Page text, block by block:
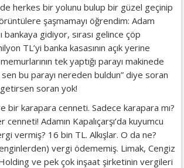
herkes bir yolunu bulup bir güzel geçinip
şaşmamayı öğrendim: Adam
gidiyor, sırası gelince çöp
TL’yi banka kasasının açık yerine
tek yaptığı parayı makinede
sen bu parayı nereden buldun” diye soran
soran yok!
bir karapara cenneti. Sadece karapara mı?
Adamın Kapalıçarşı’da kuyumcu
vermiş? 16 bin TL. Alkışlar. O da ne?
vergi ödememiş. Limak, Cengiz
ve pek çok inşaat şirketinin vergileri